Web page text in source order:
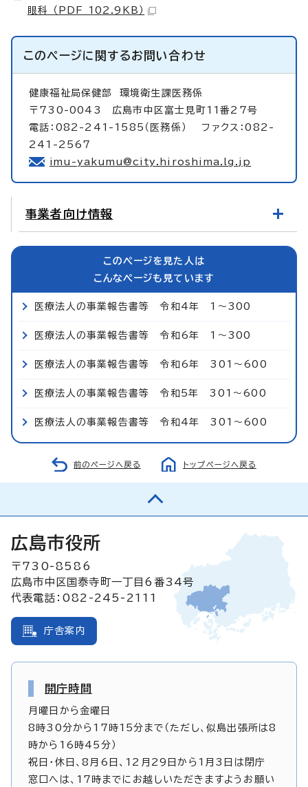
眼科 （PDF 102.9KB）
このページに関するお問い合わせ
健康福祉局保健部 環境衛生課医務係
〒730-0043 広島市中区富士見町11番27号
電話：082-241-1585（医務係） ファクス：082-
241-2567
imu-yakumu@city.hiroshima.lg.jp
事業者向け情報
このページを見た人は
こんなページも見ています
医療法人の事業報告書等 令和4年 1～300
医療法人の事業報告書等 令和6年 1～300
医療法人の事業報告書等 令和6年 301～600
医療法人の事業報告書等 令和5年 301～600
医療法人の事業報告書等 令和4年 301～600
前のページへ戻る トップページへ戻る
広島市役所
〒730-8586
広島市中区国泰寺町一丁目6番34号
代表電話：082-245-2111
庁舎案内
開庁時間
月曜日から金曜日
8時30分から17時15分まで（ただし、似島出張所は8
時から16時45分）
祝日・休日、8月6日、12月29日から1月3日は閉庁
窓口へは、17時までにお越しいただきますようお願い